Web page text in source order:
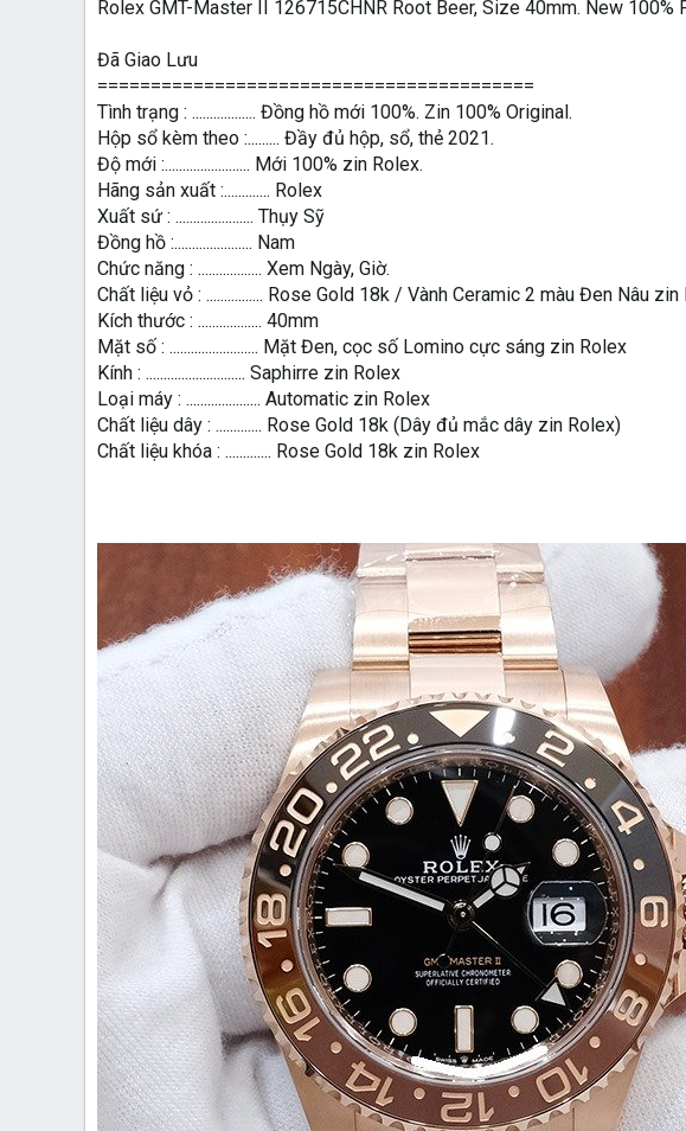
Rolex GMT-Master II 126715CHNR Root Beer, Size 40mm. New
Đã Giao Lưu
=========================================
Tình trạng : .................. Đồng hồ mới 100%. Zin 100% Original.
Hộp sổ kèm theo :......... Đầy đủ hộp, sổ, thẻ 2021.
Độ mới :........................ Mới 100% zin Rolex.
Hãng sản xuất :............. Rolex
Xuất sứ : ...................... Thụy Sỹ
Đồng hồ :...................... Nam
Chức năng : .................. Xem Ngày, Giờ.
Chất liệu vỏ : ................ Rose Gold 18k / Vành Ceramic 2 màu Đen Nâu zin
Kích thước : .................. 40mm
Mặt số : ......................... Mặt Đen, cọc số Lomino cực sáng zin Rolex
Kính : ............................ Saphirre zin Rolex
Loại máy : ..................... Automatic zin Rolex
Chất liệu dây : ............. Rose Gold 18k (Dây đủ mắc dây zin Rolex)
Chất liệu khóa : ............. Rose Gold 18k zin Rolex